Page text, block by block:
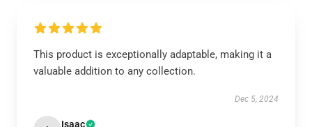
This product is exceptionally adaptable, making it a
valuable addition to any collection.
Dec 5, 2024
Isaac